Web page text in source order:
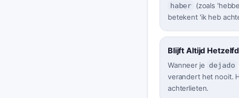
haber (zoals
betekent 'ik heb
Blijft Altijd
Wanneer je dejado
verandert het nooit.
achterlieten.